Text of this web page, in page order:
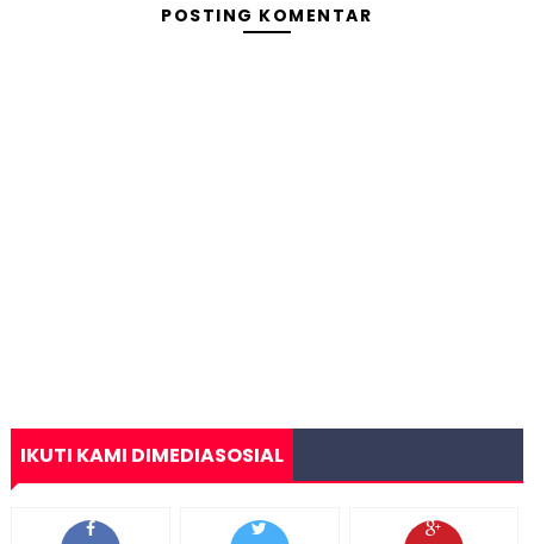
POSTING KOMENTAR
IKUTI KAMI DIMEDIASOSIAL